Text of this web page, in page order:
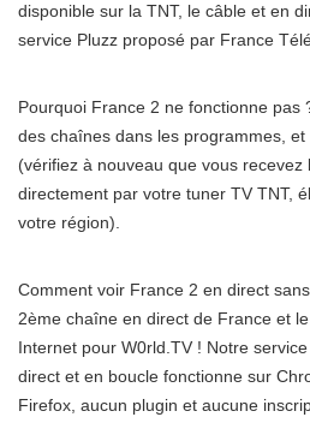
disponible sur la TNT, le câble et en
service Pluzz proposé par France
Pourquoi France 2 ne fonctionne pas
des chaînes dans les programmes,
(vérifiez à nouveau que vous
directement par votre tuner TV TNT,
votre région).
Comment voir France 2 en direct
2ème chaîne en direct de France et
Internet pour W0rld.TV ! Notre
direct et en boucle fonctionne sur
Firefox, aucun plugin et aucune